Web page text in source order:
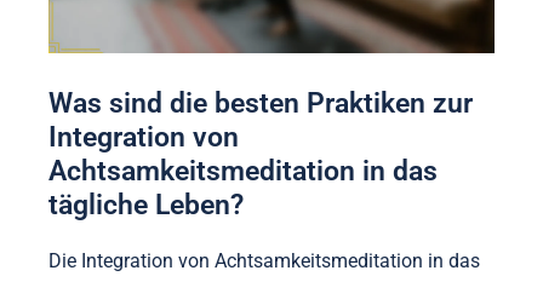
Was sind die besten Praktiken zur
Integration von
Achtsamkeitsmeditation in das
tägliche Leben?
Die Integration von Achtsamkeitsmeditation in das